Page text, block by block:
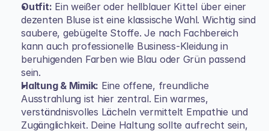
Outfit: Ein weißer oder hellblauer Kittel über einer
dezenten Bluse ist eine klassische Wahl. Wichtig sind
saubere, gebügelte Stoffe. Je nach Fachbereich
kann auch professionelle Business-Kleidung in
beruhigenden Farben wie Blau oder Grün passend
sein.
Haltung & Mimik: Eine offene, freundliche
Ausstrahlung ist hier zentral. Ein warmes,
verständnisvolles Lächeln vermittelt Empathie und
Zugänglichkeit. Deine Haltung sollte aufrecht sein,